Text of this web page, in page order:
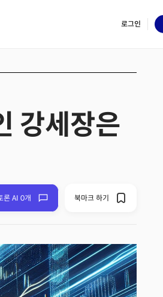
로그인
강세장은
론 AI 0개 북마크 하기